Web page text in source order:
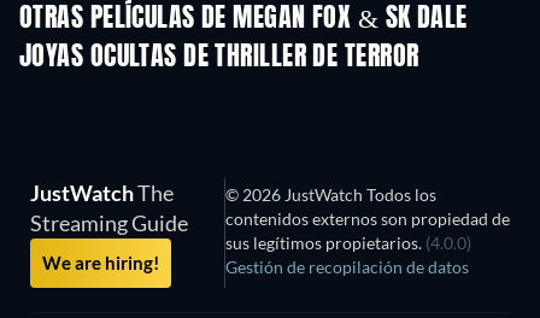
OTRAS PELÍCULAS DE MEGAN FOX & SK DALE
JOYAS OCULTAS DE THRILLER DE TERROR
JustWatchThe
Streaming Guide
We are hiring!
© 2026 JustWatch Todos los
contenidos externos son propiedad de
sus legítimos propietarios. (4.0.0)
Gestión de recopilación de datos